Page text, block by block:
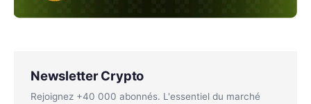
Newsletter Crypto
Rejoignez +40 000 abonnés. L'essentiel du marché